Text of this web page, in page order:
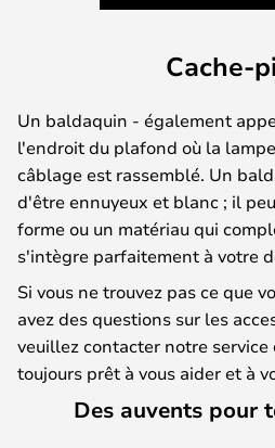
Cache-
Un baldaquin - également
l'endroit du plafond où la
câblage est rassemblé. Un
d'être ennuyeux et blanc ; il
forme ou un matériau qui
s'intègre parfaitement à votre
Si vous ne trouvez pas ce que
avez des questions sur les
veuillez contacter notre
toujours prêt à vous aider et à
Des auvents pour